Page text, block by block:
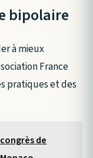
bipolaire
à mieux
France
pratiques et des
de